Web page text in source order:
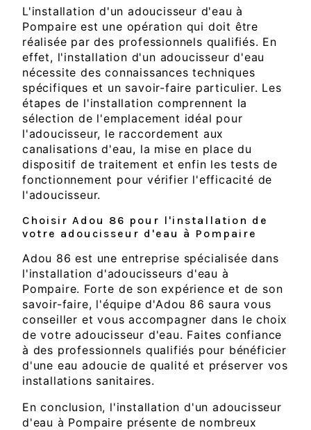
L'installation d'un adoucisseur d'eau à
Pompaire est une opération qui doit être
réalisée par des professionnels qualifiés. En
effet, l'installation d'un adoucisseur d'eau
nécessite des connaissances techniques
spécifiques et un savoir-faire particulier. Les
étapes de l'installation comprennent la
sélection de l'emplacement idéal pour
l'adoucisseur, le raccordement aux
canalisations d'eau, la mise en place du
dispositif de traitement et enfin les tests de
fonctionnement pour vérifier l'efficacité de
l'adoucisseur.
Choisir Adou 86 pour l'installation de
votre adoucisseur d'eau à Pompaire
Adou 86 est une entreprise spécialisée dans
l'installation d'adoucisseurs d'eau à
Pompaire. Forte de son expérience et de son
savoir-faire, l'équipe d'Adou 86 saura vous
conseiller et vous accompagner dans le choix
de votre adoucisseur d'eau. Faites confiance
à des professionnels qualifiés pour bénéficier
d'une eau adoucie de qualité et préserver vos
installations sanitaires.
En conclusion, l'installation d'un adoucisseur
d'eau à Pompaire présente de nombreux